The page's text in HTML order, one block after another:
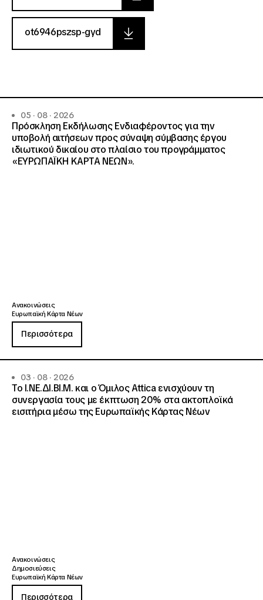
ot6946pszsp-gyd
05 · 08 · 2026
Πρόσκληση Εκδήλωσης Ενδιαφέροντος για την
υποβολή αιτήσεων προς σύναψη σύμβασης έργου
ιδιωτικού δικαίου στο πλαίσιο του προγράμματος
«ΕΥΡΩΠΑΪΚΗ ΚΑΡΤΑ ΝΕΩΝ».
Ανακοινώσεις
Ευρωπαϊκή Κάρτα Νέων
Περισσότερα
03 · 08 · 2026
Το Ι.ΝΕ.ΔΙ.ΒΙ.Μ. και o Όμιλος Attica ενισχύουν τη
συνεργασία τους με έκπτωση 20% στα ακτοπλοϊκά
εισιτήρια μέσω της Ευρωπαϊκής Κάρτας Νέων
Ανακοινώσεις
Δημοσιεύσεις
Ευρωπαϊκή Κάρτα Νέων
Περισσότερα